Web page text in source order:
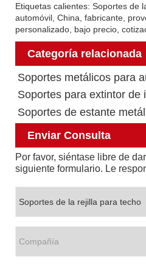
Etiquetas calientes: Soportes de
automóvil, China, fabricante,
personalizado, bajo precio,
Categoría relacionada
Soportes metálicos para
Soportes para extintor de
Soportes de estante
Enviar Consulta
Por favor, siéntase libre de
siguiente formulario. Le